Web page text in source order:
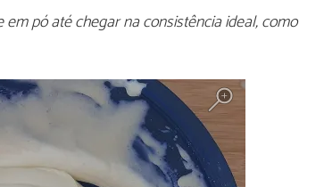
pó até chegar na consistência ideal, como